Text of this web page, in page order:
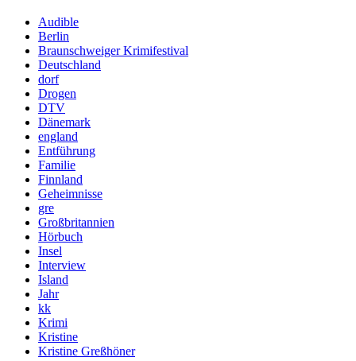
Audible
Berlin
Braunschweiger Krimifestival
Deutschland
dorf
Drogen
DTV
Dänemark
england
Entführung
Familie
Finnland
Geheimnisse
gre
Großbritannien
Hörbuch
Insel
Interview
Island
Jahr
kk
Krimi
Kristine
Kristine Greßhöner